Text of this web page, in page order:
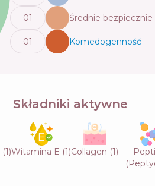
01 Średnie bezpiecznie
01 Komedogenność
Składniki aktywne
(1)Witamina E (1)Collagen (1)